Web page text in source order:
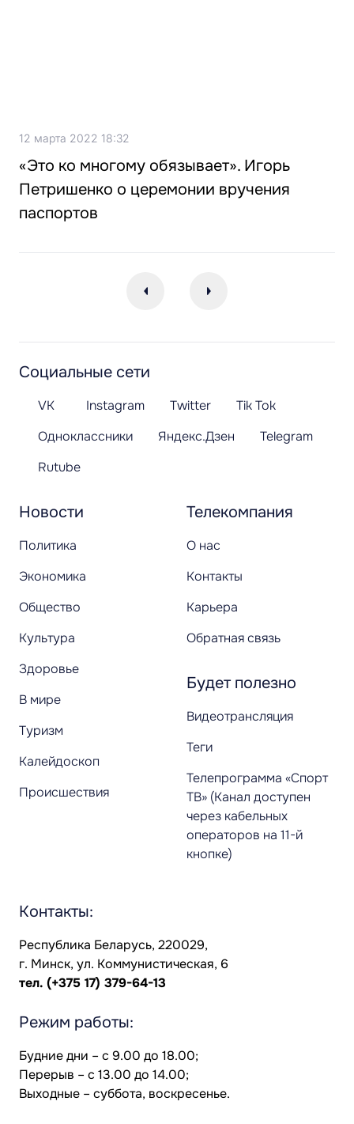
12 марта 2022 18:32
«Это ко многому обязывает». Игорь
Петришенко о церемонии вручения
паспортов
Новости
Политика
Экономика
Общество
Культура
Здоровье
В мире
Туризм
Калейдоскоп
Происшествия
Телекомпания
О нас
Контакты
Карьера
Обратная связь
Будет полезно
Видеотрансляция
Теги
Телепрограмма «Спорт
ТВ» (Канал доступен
через кабельных
операторов на 11-й
кнопке)
Социальные сети
VK Instagram Twitter
Tik Tok
Одноклассники
Яндекс.Дзен
Telegram
Rutube
Контакты:
Республика Беларусь, 220029,
г. Минск, ул. Коммунистическая, 6
тел. (+375 17) 379-64-13
Режим работы:
Будние дни – с 9.00 до 18.00;
Перерыв – с 13.00 до 14.00;
Выходные – суббота, воскресенье.